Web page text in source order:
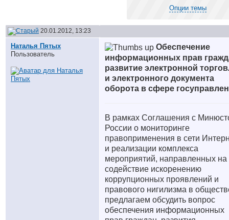
Опции темы
20.01.2012, 13:23
Наталья Пятых
Пользователь
Обеспечение
информационных прав
развитие электронной
и электронного документа
оборота в сфере
В рамках Соглашения с
России о мониторинге
правоприменения в сети
и реализации комплекса
мероприятий, направленных на
содействие искоренению
коррупционных проявлений и
правового нигилизма в
предлагаем обсудить вопрос
обеспечения информационных